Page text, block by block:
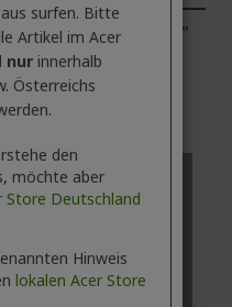
"Funktionen"
Produktserie enthält.
des ausgewählten
surfen. Bitte
Artikel im Acer
nur innerhalb
Österreichs
den
möchte aber
Store Deutschland
Hinweis
lokalen Acer Store